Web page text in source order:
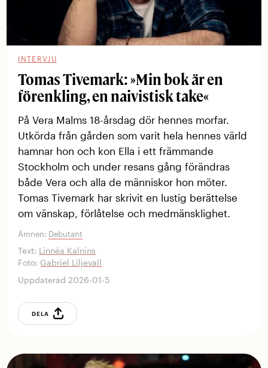
INTERVJU
Tomas Tivemark: »Min bok är en
förenkling, en naivistisk take«
På Vera Malms 18-årsdag dör hennes morfar.
Utkörda från gården som varit hela hennes värld
hamnar hon och kon Ella i ett ­främmande
Stockholm och under resans gång förändras
både Vera och alla de människor hon möter.
Tomas Tivemark har skrivit en lustig berättelse
om vänskap, förlåtelse och medmänsklighet.
Ämnen: Debutant
Text: Linnéa Kalnins
Foto: Gabriel Liljevall
Uppdaterad 2026-01-5
DELA